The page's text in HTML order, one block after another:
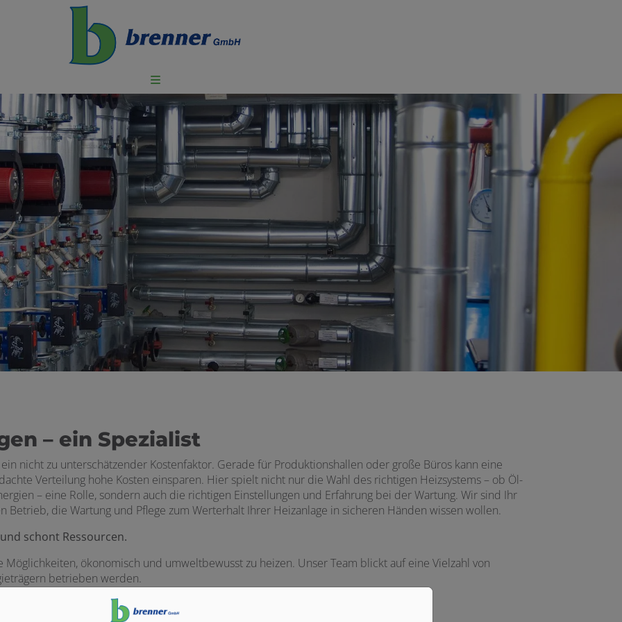
– ein Spezialist
nicht zu unterschätzender Kostenfaktor. Gerade für Produktionshallen oder große Büros kann eine
Verteilung hohe Kosten einsparen. Hier spielt nicht nur die Wahl des richtigen Heizsystems – ob Öl-
– eine Rolle, sondern auch die richtigen Einstellungen und Erfahrung bei der Wartung. Wir sind Ihr
Betrieb, die Wartung und Pflege zum Werterhalt Ihrer Heizanlage in sicheren Händen wissen wollen.
schont Ressourcen.
ökonomisch und umweltbewusst zu heizen. Unser Team blickt auf eine Vielzahl von
betrieben werden.